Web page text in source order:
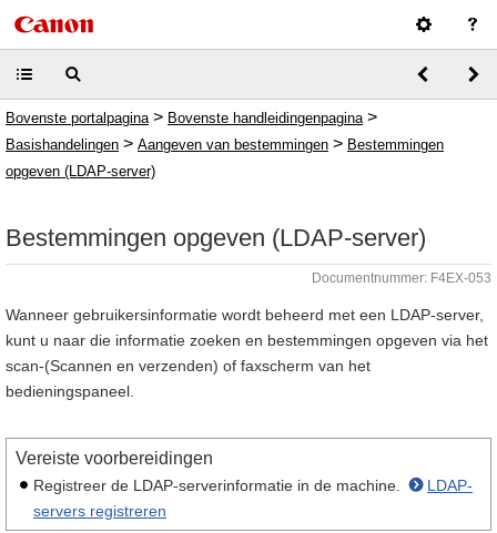
Bovenste portalpagina > Bovenste handleidingenpagina >
Basishandelingen > Aangeven van bestemmingen > Bestemmingen
opgeven (LDAP-server)
Bestemmingen opgeven (LDAP-server)
Documentnummer: F4EX-053
Wanneer gebruikersinformatie wordt beheerd met een LDAP-server,
kunt u naar die informatie zoeken en bestemmingen opgeven via het
scan-(Scannen en verzenden) of faxscherm van het
bedieningspaneel.
Vereiste voorbereidingen
Registreer de LDAP-serverinformatie in de machine.
LDAP-
servers registreren